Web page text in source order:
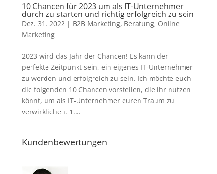
10 Chancen für 2023 um als IT-Unternehmer
durch zu starten und richtig erfolgreich zu sein
Dez. 31, 2022 | B2B Marketing, Beratung, Online
Marketing
2023 wird das Jahr der Chancen! Es kann der
perfekte Zeitpunkt sein, ein eigenes IT-Unternehmer
zu werden und erfolgreich zu sein. Ich möchte euch
die folgenden 10 Chancen vorstellen, die ihr nutzen
könnt, um als IT-Unternehmer euren Traum zu
verwirklichen: 1....
Kundenbewertungen